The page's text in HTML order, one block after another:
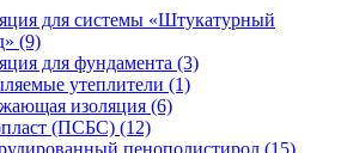
для системы «Штукатурный
(9)
для фундамента (3)
утеплители (1)
изоляция (6)
(ПСБС) (12)
пенополистирол (15)